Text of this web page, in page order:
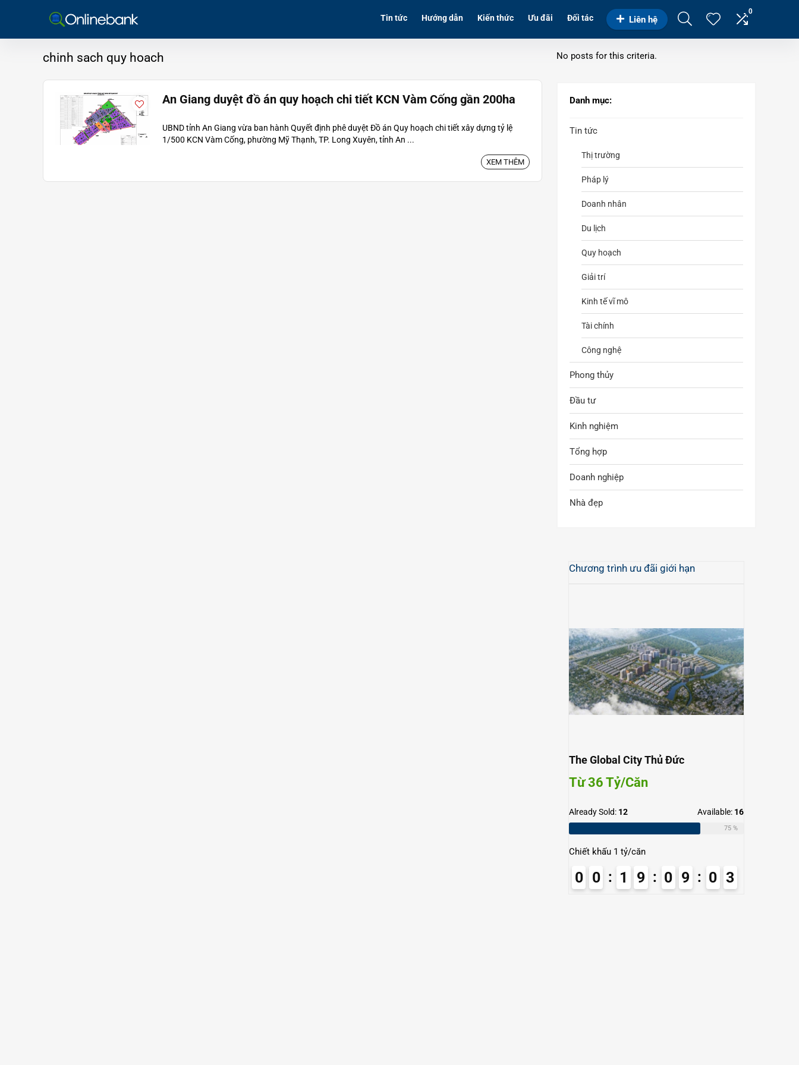
Tin tức Hướng dẫn Kiến thức Ưu đãi Đối tác Liên hệ
0
chinh sach quy hoach
An Giang duyệt đồ án quy hoạch chi tiết KCN Vàm Cống gần 200ha
UBND tỉnh An Giang vừa ban hành Quyết định phê duyệt Đồ án Quy hoạch chi tiết xây dựng tỷ lệ
1/500 KCN Vàm Cống, phường Mỹ Thạnh, TP. Long Xuyên, tỉnh An ...
XEM THÊM
No posts for this criteria.
Danh mục:
Tin tức
Thị trường
Pháp lý
Doanh nhân
Du lịch
Quy hoạch
Giải trí
Kinh tế vĩ mô
Tài chính
Công nghệ
Phong thủy
Đầu tư
Kinh nghiệm
Tổng hợp
Doanh nghiệp
Nhà đẹp
Chương trình ưu đãi giới hạn
The Global City Thủ Đức
Từ 36 Tỷ/Căn
Already Sold: 12 Available: 16
75 %
Chiết khấu 1 tỷ/căn
0 0 1 9 0 9 0 2
3